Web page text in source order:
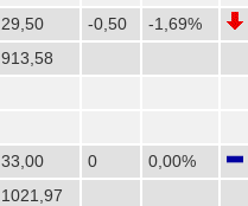
29,50 -0,50
-1,69%
913,58
33,00 0
0,00%
1021,97